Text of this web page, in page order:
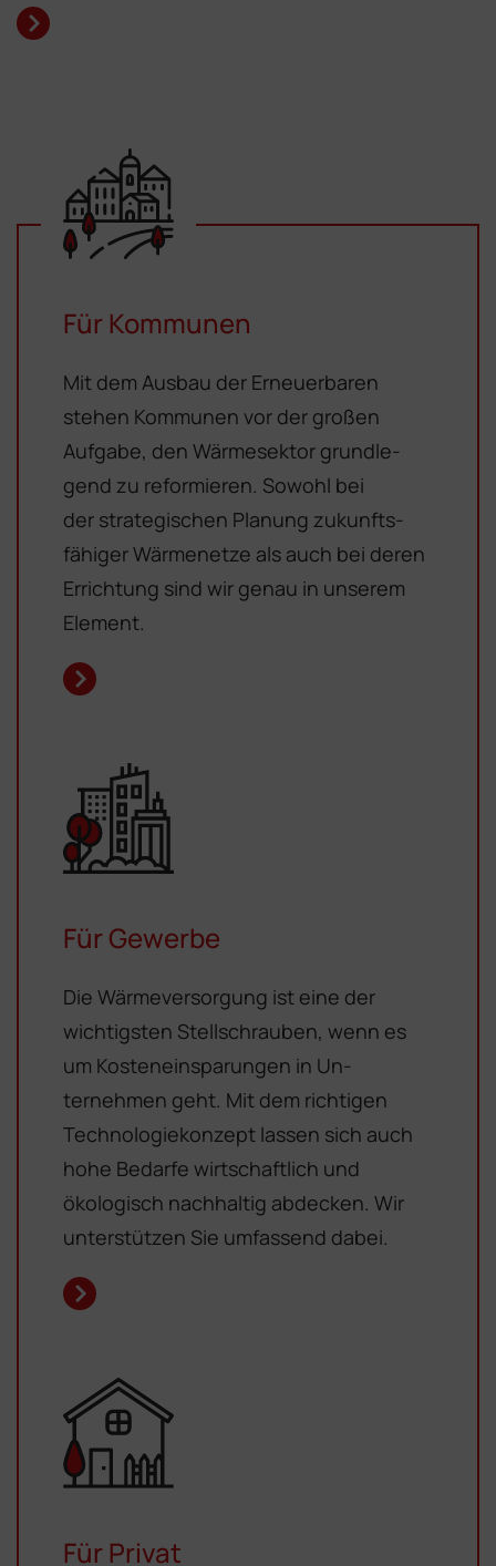
Für Kommunen
Mit dem Ausbau der Erneuerbaren
stehen Kommunen vor der großen
Aufgabe, den Wärmesektor grundle­
gend zu reformieren. Sowohl bei
der strategischen Planung zukunfts­
fähiger Wärmenetze als auch bei deren
Errichtung sind wir genau in unserem
Element.
Für Gewerbe
Die Wärmeversorgung ist eine der
wichtigsten Stellschrauben, wenn es
um Kosteneinsparungen in Un­
ternehmen geht. Mit dem richtigen
Technologiekonzept lassen sich auch
hohe Bedarfe wirtschaftlich und
ökologisch nachhaltig abdecken. Wir
unterstützen Sie umfassend dabei.
Für Privat